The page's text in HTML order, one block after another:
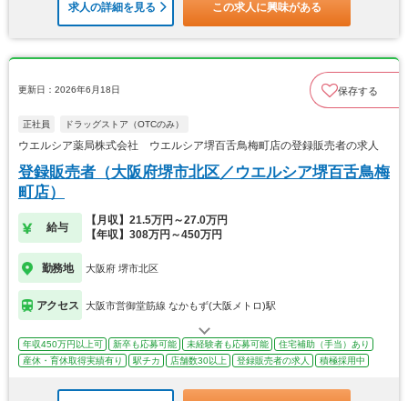
求人の詳細を見る この求人に興味がある
更新日：2026年6月18日 保存する
正社員 ドラッグストア（OTCのみ）
ウエルシア薬局株式会社 ウエルシア堺百舌鳥梅町店の登録販売者の求人
登録販売者（大阪府堺市北区／ウエルシア堺百舌鳥梅
町店）
給与
【月収】21.5万円～27.0万円
【年収】308万円～450万円
勤務地 大阪府 堺市北区
アクセス 大阪市営御堂筋線 なかもず(大阪メトロ)駅
年収450万円以上可 新卒も応募可能 未経験者も応募可能
住宅補助（手当）あり
産休・育休取得実績有り
駅チカ 店舗数30以上 登録販売者の求人 積極採用中